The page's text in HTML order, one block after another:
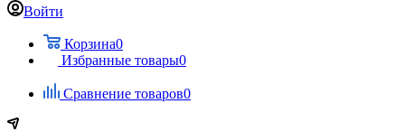
Войти
Корзина0
Избранные товары0
Сравнение товаров0